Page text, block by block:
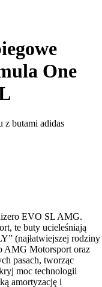
One
z butami adidas
EVO SL AMG.
te buty ucieleśniają
(najłatwiejszej rodziny
AMG Motorsport oraz
pasach, tworząc
moc technologii
amortyzację i